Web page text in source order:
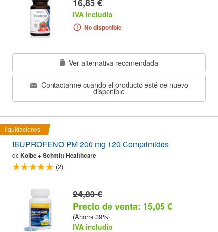
16,85 €
IVA includio
No disponible
Ver alternativa recomendada
Contactarme cuando el producto esté de nuevo
disponible
liquidaciones
IBUPROFENO PM 200 mg 120 Comprimidos
de Kolbe + Schmitt Healthcare
(2)
24,80 €
Precio de venta: 15,05 €
(Ahorre 39%)
IVA includio